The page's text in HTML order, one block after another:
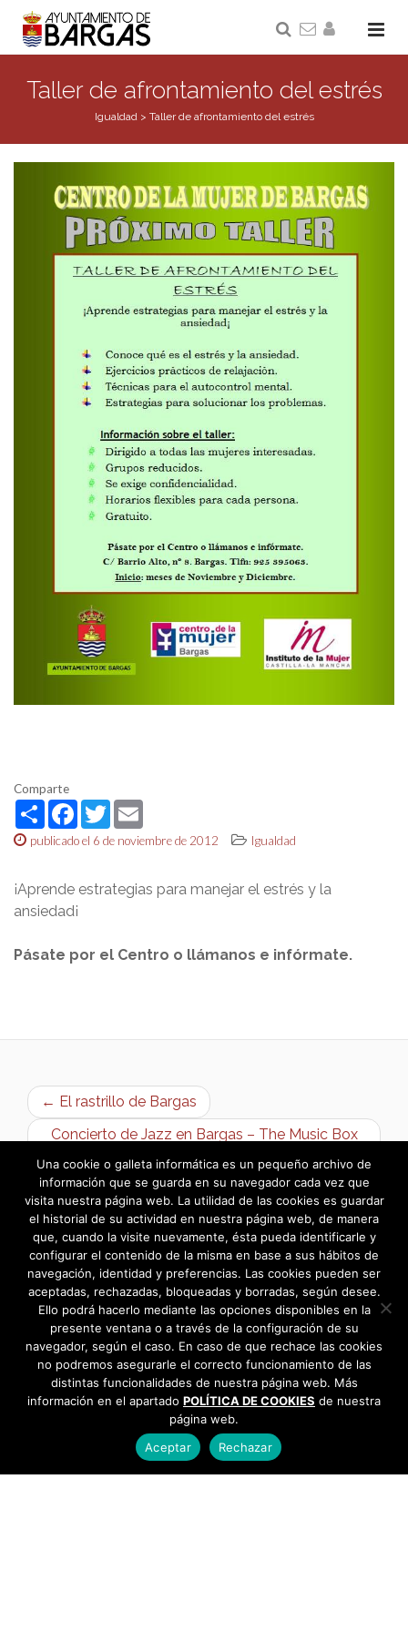
Taller de afrontamiento del estrés
Igualdad> Taller de afrontamiento del estrés
Comparte
ShareFacebook
Twitter
publicado el 6 de noviembre de 2012 Igualdad
¡Aprende estrategias para manejar el estrés y la
ansiedad¡
Pásate por el Centro o llámanos e infórmate.
← El rastrillo de Bargas
Concierto de Jazz en Bargas – The Music Box
Band →
Una cookie o galleta informática es un pequeño archivo de
información que se guarda en su navegador cada vez que
visita nuestra página web. La utilidad de las cookies es guardar
el historial de su actividad en nuestra página web, de manera
que, cuando la visite nuevamente, ésta pueda identificarle y
configurar el contenido de la misma en base a sus hábitos de
navegación, identidad y preferencias. Las cookies pueden ser
aceptadas, rechazadas, bloqueadas y borradas, según desee.
Ello podrá hacerlo mediante las opciones disponibles en la
presente ventana o a través de la configuración de su
navegador, según el caso. En caso de que rechace las cookies
no podremos asegurarle el correcto funcionamiento de las
distintas funcionalidades de nuestra página web. Más
información en el apartado POLÍTICA DE COOKIES de nuestra
página web.
Aceptar
Rechazar